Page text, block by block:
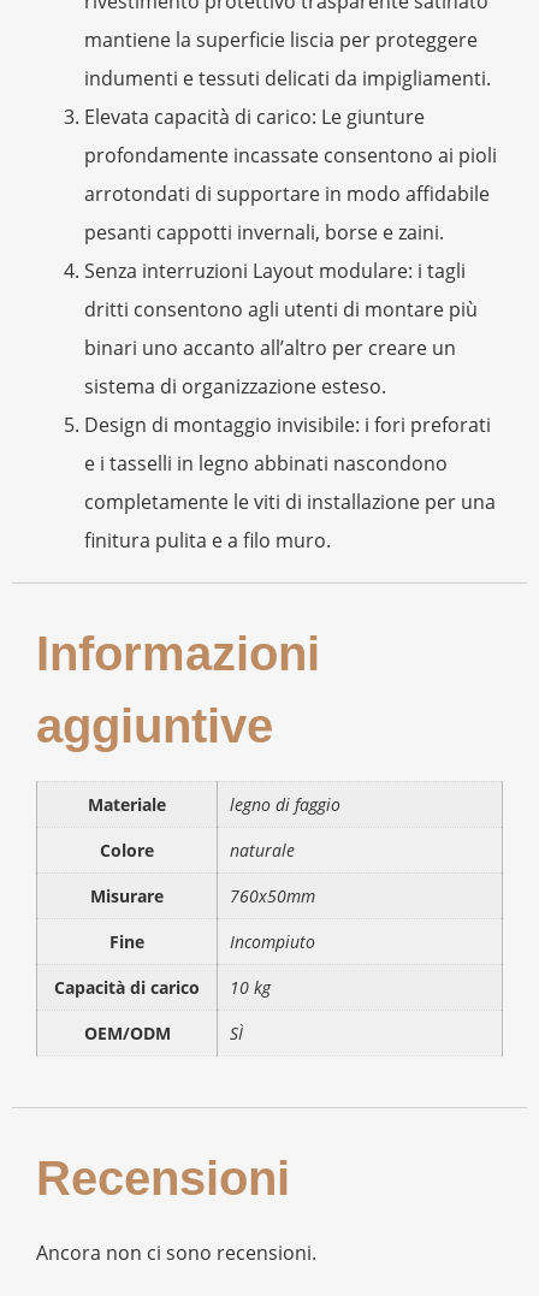
mantiene la superficie liscia per proteggere
indumenti e tessuti delicati da impigliamenti.
Elevata capacità di carico: Le giunture
profondamente incassate consentono ai pioli
arrotondati di supportare in modo affidabile
pesanti cappotti invernali, borse e zaini.
Senza interruzioni Layout modulare: i tagli
dritti consentono agli utenti di montare più
binari uno accanto all’altro per creare un
sistema di organizzazione esteso.
Design di montaggio invisibile: i fori preforati
e i tasselli in legno abbinati nascondono
completamente le viti di installazione per una
finitura pulita e a filo muro.
Informazioni
aggiuntive
Materiale
legno di faggio
Colore
naturale
Misurare
760x50mm
Fine
Incompiuto
Capacità di carico
10 kg
OEM/ODM
SÌ
Recensioni
Ancora non ci sono recensioni.